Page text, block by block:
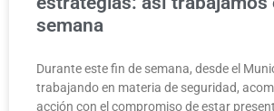
semana
Durante este fin de semana, desde el
trabajando en materia de seguridad,
acción con el compromiso de estar